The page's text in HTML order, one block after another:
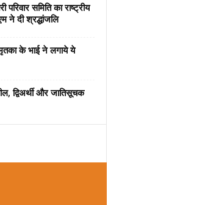
परिवार समिति का राष्ट्रीय
ने दी श्रद्धांजलि
मृतका के भाई ने लगाये ये
द्विअर्थी और जातिसूचक